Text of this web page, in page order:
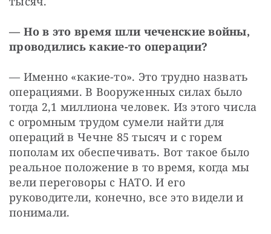
— Но в это время шли чеченские войны,
проводились какие-то операции?
— Именно «какие-то». Это трудно назвать
операциями. В Вооруженных силах было
тогда 2,1 миллиона человек. Из этого числа
с огромным трудом сумели найти для
операций в Чечне 85 тысяч и с горем
пополам их обеспечивать. Вот такое было
реальное положение в то время, когда мы
вели переговоры с НАТО. И его
руководители, конечно, все это видели и
понимали.